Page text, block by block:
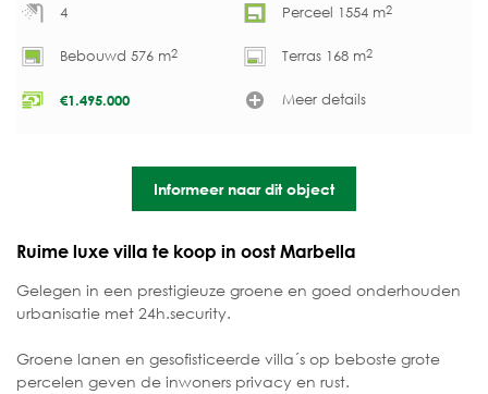
4 Perceel 1554 m2
Bebouwd 576 m2 Terras 168 m2
€1.495.000 Meer details
Informeer naar dit object
Ruime luxe villa te koop in oost Marbella
Gelegen in een prestigieuze groene en goed onderhouden
urbanisatie met 24h.security.
Groene lanen en gesofisticeerde villa´s op beboste grote
percelen geven de inwoners privacy en rust.